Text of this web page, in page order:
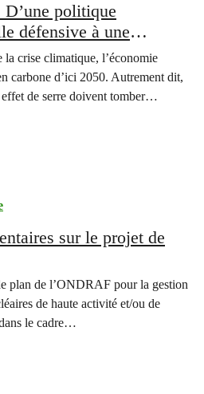
politique
défensive à une
politique de soutien à
énergétique sous la
la crise climatique, l’économie
carbone d’ici 2050. Autrement dit,
effet de serre doivent tomber…
sur le projet de
plan de l’ONDRAF pour la gestion
de haute activité et/ou de
le cadre…